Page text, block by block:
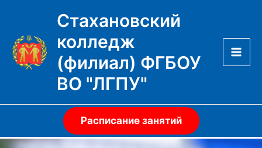
содержимому
Стахановский
колледж
(филиал) ФГБОУ
ВО "ЛГПУ"
Расписание занятий